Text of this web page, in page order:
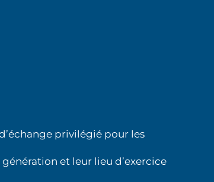
privilégié pour les
et leur lieu d’exercice